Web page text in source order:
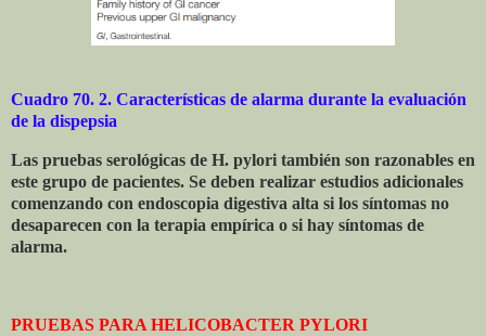
Cuadro 70. 2. Características de alarma durante la evaluación
de la dispepsia
Las pruebas serológicas de H. pylori también son razonables en
este grupo de pacientes. Se deben realizar estudios adicionales
comenzando con endoscopia digestiva alta si los síntomas no
desaparecen con la terapia empírica o si hay síntomas de
alarma.
PRUEBAS PARA HELICOBACTER PYLORI